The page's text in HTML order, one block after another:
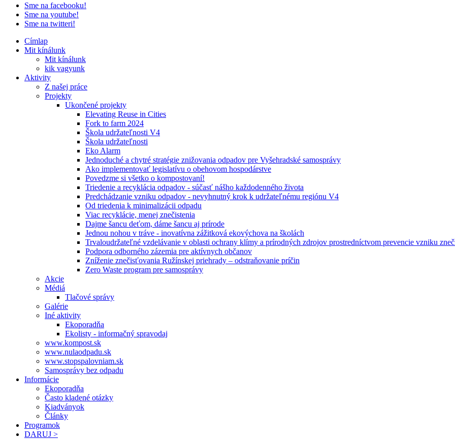
Sme na facebooku!
Sme na youtube!
Sme na twitteri!
Címlap
Mit kínálunk
Mit kínálunk
kik vagyunk
Aktivity
Z našej práce
Projekty
Ukončené projekty
Elevating Reuse in Cities
Fork to farm 2024
Škola udržateľnosti V4
Škola udržateľnosti
Eko Alarm
Jednoduché a chytré stratégie znižovania odpadov pre Vyšehradské samosprávy
Ako implementovať legislatívu o obehovom hospodárstve
Povedzme si všetko o kompostovaní!
Triedenie a recyklácia odpadov - súčasť nášho každodenného života
Predchádzanie vzniku odpadov - nevyhnutný krok k udržateľnému regiónu V4
Od triedenia k minimalizácii odpadu
Viac recyklácie, menej znečistenia
Dajme šancu deťom, dáme šancu aj prírode
Jednou nohou v tráve - inovatívna zážitková ekovýchova na školách
Trvaloudržateľné vzdelávanie v oblasti ochrany klímy a prírodných zdrojov prostredníctvom prevencie vzniku
Podpora odborného zázemia pre aktívnych občanov
Zníženie znečisťovania Ružínskej priehrady – odstraňovanie príčin
Zero Waste program pre samosprávy
Akcie
Médiá
Tlačové správy
Galérie
Iné aktivity
Ekoporadňa
Ekolisty - informačný spravodaj
www.kompost.sk
www.nulaodpadu.sk
www.stopspalovniam.sk
Samosprávy bez odpadu
Informácie
Ekoporadňa
Často kladené otázky
Kiadványok
Články
Programok
DARUJ >